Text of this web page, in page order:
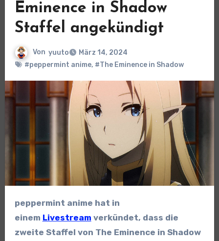
Eminence in Shadow
Staffel angekündigt
Von yuuto
März 14, 2024
#peppermint anime, #The Eminence in Shadow
peppermint anime hat in
einem Livestream verkündet, dass die
zweite Staffel von The Eminence in Shadow